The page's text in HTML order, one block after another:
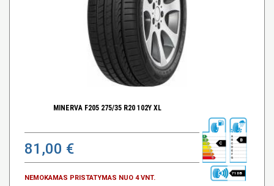
MINERVA F205 275/35 R20 102Y XL
81,00 €
NEMOKAMAS PRISTATYMAS NUO 4 VNT.
C
B
71 DB